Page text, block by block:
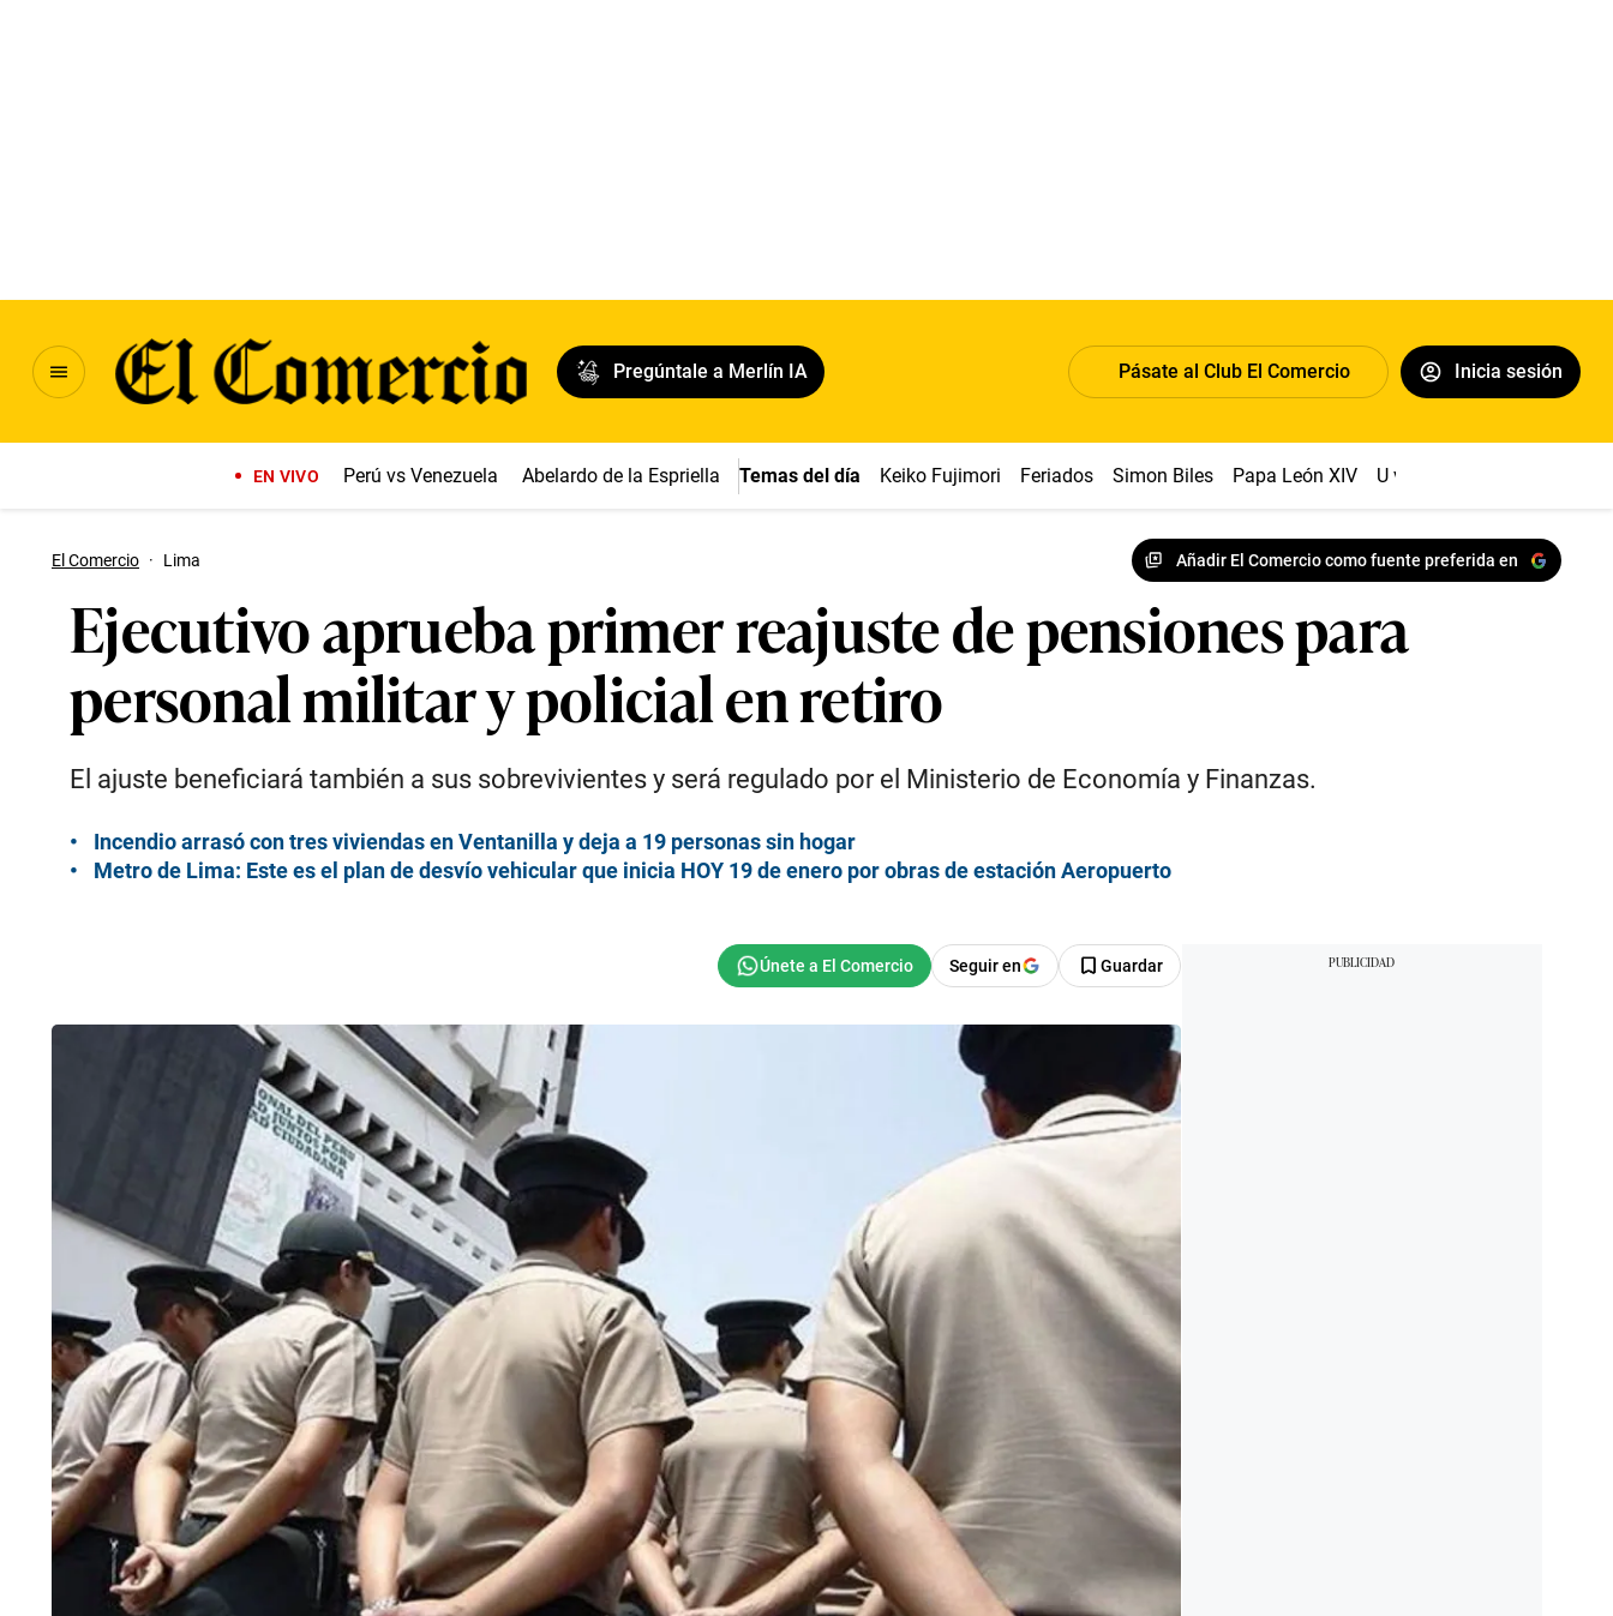
Pregúntale a Merlín IA Pásate al Club El Comercio Inicia sesión
EN VIVO Perú vs Venezuela Abelardo de la Espriella Temas del día Keiko Fujimori Feriados Simon Biles Papa León XIV U vs Cristal
El Comercio · Lima Añadir El Comercio como fuente preferida en
Ejecutivo aprueba primer reajuste de pensiones para
personal militar y policial en retiro
El ajuste beneficiará también a sus sobrevivientes y será regulado por el Ministerio de Economía y Finanzas.
Incendio arrasó con tres viviendas en Ventanilla y deja a 19 personas sin hogar
Metro de Lima: Este es el plan de desvío vehicular que inicia HOY 19 de enero por obras de estación Aeropuerto
Seguir en Guardar